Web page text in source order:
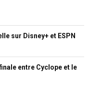
sur Disney+ et ESPN
entre Cyclope et le